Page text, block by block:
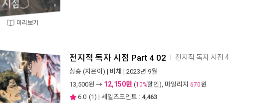
미리보기
전지적 독자 시점 Part 4 02 전지적 독자 시점 4
싱숑 (지은이) | 비채 | 2023년 9월
13,500원 → 12,150원 (10%할인), 마일리지 670원
6.0 (1) | 세일즈포인트 : 4,463